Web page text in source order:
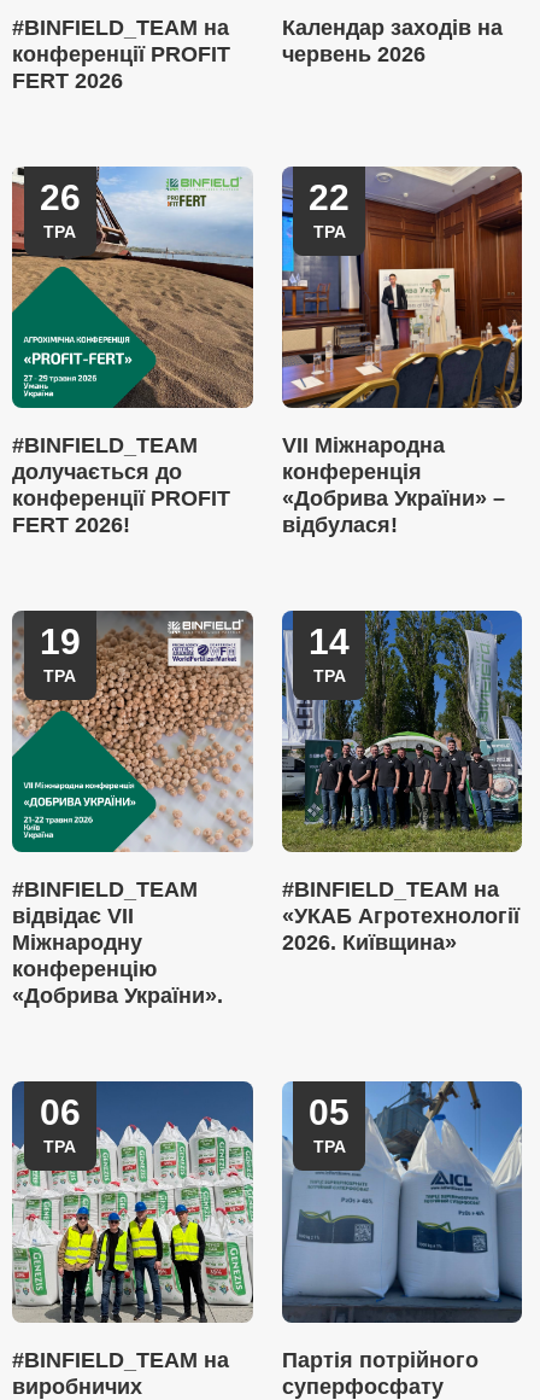
#BINFIELD_TEAM на
конференції PROFIT
FERT 2026
Календар заходів на
червень 2026
26
ТРА
#BINFIELD_TEAM
долучається до
конференції PROFIT
FERT 2026!
22
ТРА
VII Міжнародна
конференція
«Добрива України» –
відбулася!
19
ТРА
#BINFIELD_TEAM
відвідає VII
Міжнародну
конференцію
«Добрива України».
14
ТРА
#BINFIELD_TEAM на
«УКАБ Агротехнології
2026. Київщина»
06
ТРА
#BINFIELD_TEAM на
виробничих
05
ТРА
Партія потрійного
суперфосфату